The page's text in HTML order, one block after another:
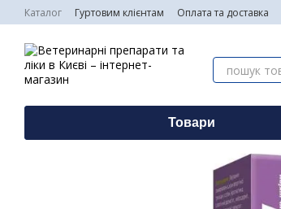
Перейти до основного контенту
Каталог Гуртовим клієнтам Оплата та доставка
Товари